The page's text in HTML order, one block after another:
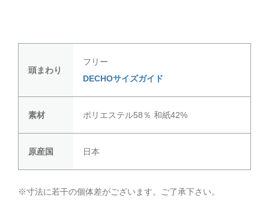
頭まわり
フリー
DECHOサイズガイド
素材 ポリエステル58％ 和紙42%
原産国 日本
※寸法に若干の個体差がございます。ご了承下さい。